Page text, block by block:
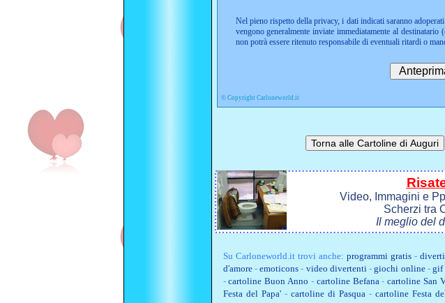
Nel pieno rispetto della privacy, i dati indicati saranno
vengono generalmente inviate immediatamente al
non potrà essere ritenuto responsabile di eventuali ritardi o
© Copyright Carloneworld.it
Video, Immagini e
Scherzi tra
Il meglio del
Su Carloneworld.ittrovi anche: programmi gratis-
d'amore-emoticons - video divertenti-giochi online-gif
-cartoline Buon Anno - cartoline Befana-cartoline San
Festa del Papa'- cartoline di Pasqua- cartoline Festa